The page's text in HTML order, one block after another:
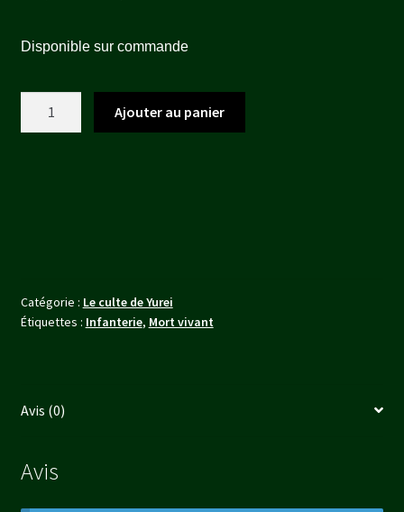
initial
était :
12,80 €.
actuel
est :
11,50 €.
Disponible sur commande
Ajouter au panier
Catégorie : Le culte de Yurei
Étiquettes : Infanterie, Mort vivant
Avis (0)
Avis